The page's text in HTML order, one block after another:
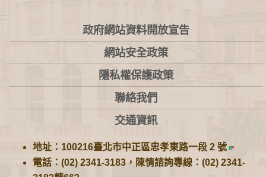
:::
政府網站資料開放宣告
網站安全政策
隱私權保護政策
聯絡我們
交通資訊
地址：100216臺北市中正區忠孝東路一段 2 號
電話：(02) 2341-3183，陳情諮詢專線：(02) 2341-